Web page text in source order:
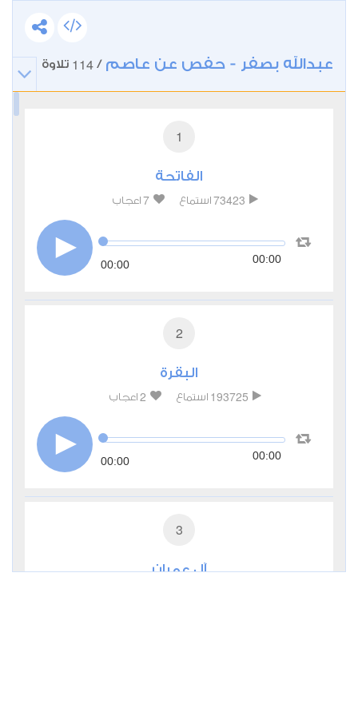
عبدالله بصفر - حفص عن عاصم /
114 تلاوة
1
الفاتحة
73423 استماع 7 اعجاب
00:00 00:00
2
البقرة
193725 استماع 2 اعجاب
00:00 00:00
3
آل عمران